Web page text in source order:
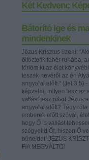
Két Kedvenc
Bátorító Ige és
mindenkinek
Jézus Krisztus üzeni:
öltöztetik fehér ruhába,
törlöm ki az élet
teszek nevéről az én
angyalai előtt." (Jel 3,5)
képzelni, milyen lesz az
vallást tesz rólad Jézus
angyalai előtt? Tégy róla
emberek előtt szóval,
hogy Ő is vallást
szégyelld Őt, hiszen Ő
bűneidet! JÉZUS
FIA MEGVÁLTÓ!